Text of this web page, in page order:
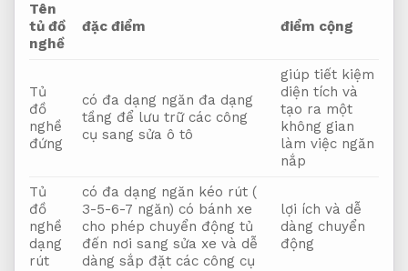
Tên
tủ đồ
nghề
đặc điểm điểm cộng
Tủ
đồ
nghề
đứng
có đa dạng ngăn đa dạng
tầng để lưu trữ các công
cụ sang sửa ô tô
giúp tiết kiệm
diện tích và
tạo ra một
không gian
làm việc ngăn
nắp
Tủ
đồ
nghề
dạng
rút
có đa dạng ngăn kéo rút (
3-5-6-7 ngăn) có bánh xe
cho phép chuyển động tủ
đến nơi sang sửa xe và dễ
dàng sắp đặt các công cụ
lợi ích và dễ
dàng chuyển
động